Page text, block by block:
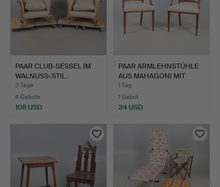
PAAR CLUB-SESSEL IM
WALNUSS-STIL.
3 Tage
4 Gebote
108 USD
PAAR ARMLEHNSTÜHLE
AUS MAHAGONI MIT
MARKET…
1 Tag
1 Gebot
34 USD